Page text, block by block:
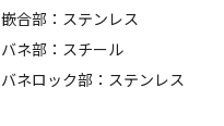
嵌合部：ステンレス
バネ部：スチール
バネロック部：ステンレス